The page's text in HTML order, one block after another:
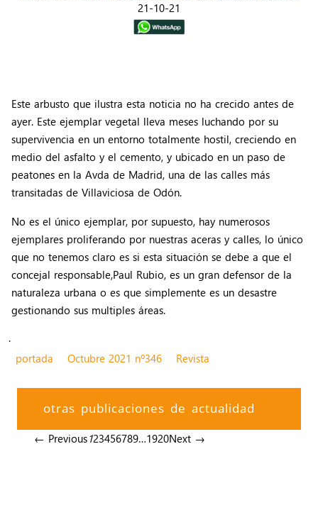
21-10-21
Este arbusto que ilustra esta noticia no ha crecido antes de
ayer. Este ejemplar vegetal lleva meses luchando por su
supervivencia en un entorno totalmente hostil, creciendo en
medio del asfalto y el cemento, y ubicado en un paso de
peatones en la Avda de Madrid, una de las calles más
transitadas de Villaviciosa de Odón.
No es el único ejemplar, por supuesto, hay numerosos
ejemplares proliferando por nuestras aceras y calles, lo único
que no tenemos claro es si esta situación se debe a que el
concejal responsable,Paul Rubio, es un gran defensor de la
naturaleza urbana o es que simplemente es un desastre
gestionando sus multiples áreas.
.
portada
Octubre 2021 nº346 Revista
otras publicaciones de actualidad
← Previous123456789…1920Next →